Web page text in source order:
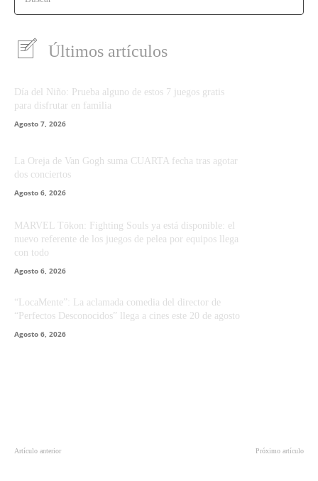
Últimos artículos
Día del Niño: Prueba alguno de estos 7 juegos gratis
para disfrutar en familia
Agosto 7, 2026
La Oreja de Van Gogh suma CUARTA fecha tras agotar
dos conciertos
Agosto 6, 2026
MARVEL Tōkon: Fighting Souls ya está disponible: el
nuevo referente de los juegos de pelea por equipos llega
con todo
Agosto 6, 2026
“LocaMente”: La aclamada comedia del director de
“Perfectos Desconocidos” llega a cines este 20 de agosto
Agosto 6, 2026
Artículo anterior Próximo artículo